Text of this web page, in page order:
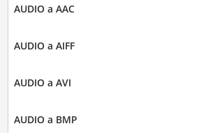
AUDIO a AAC
AUDIO a AIFF
AUDIO a AVI
AUDIO a BMP